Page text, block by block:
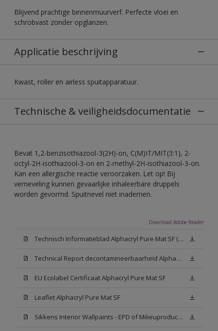
Blijvend prachtige binnenmuurverf. Perfecte vloei en
schrobvast zonder opglanzen.
Applicatie beschrijving
Kwast, roller en airless spuitapparatuur.
Technische & veiligheidsdocumentatie
Bevat 1,2-benzisothiazool-3(2H)-on, C(M)IT/MIT(3:1), 2-
octyl-2H-isothiazool-3-on en 2-methyl-2H-isothiazool-3-on.
Kan een allergische reactie veroorzaken. Let op! Bij
verneveling kunnen gevaarlijke inhaleerbare druppels
worden gevormd. Spuitnevel niet inademen.
Download Adobe Reader
Technisch Informatieblad Alphacryl Pure Mat SF (New Livery) (PDF)
Technical Report decontamineerbaarheid Alphacryl Pure Mat SF
EU Ecolabel Certificaat Alphacryl Pure Mat SF
Leaflet Alphacryl Pure Mat SF
Sikkens Interior Wallpaints - EPD of Milieuproductverklaring